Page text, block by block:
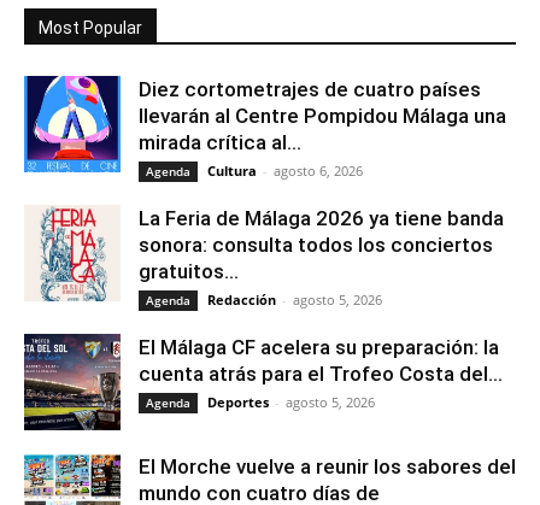
Most Popular
Diez cortometrajes de cuatro países
llevarán al Centre Pompidou Málaga una
mirada crítica al...
Agenda Cultura - agosto 6, 2026
La Feria de Málaga 2026 ya tiene banda
sonora: consulta todos los conciertos
gratuitos...
Agenda Redacción - agosto 5, 2026
El Málaga CF acelera su preparación: la
cuenta atrás para el Trofeo Costa del...
Agenda Deportes - agosto 5, 2026
El Morche vuelve a reunir los sabores del
mundo con cuatro días de